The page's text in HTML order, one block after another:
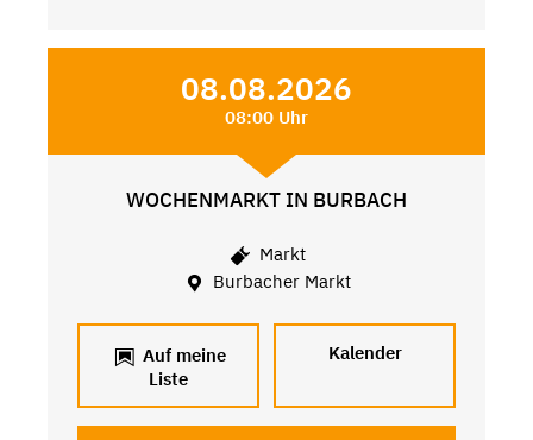
08.08.2026
08:00 Uhr
WOCHENMARKT IN BURBACH
Markt
Burbacher Markt
Auf meine
Liste
Kalender